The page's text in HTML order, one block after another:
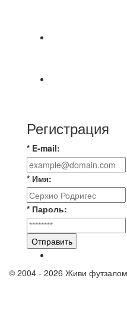
Регистрация
* E-mail:
* Имя:
* Пароль:
Отправить
© 2004 - 2026 Живи